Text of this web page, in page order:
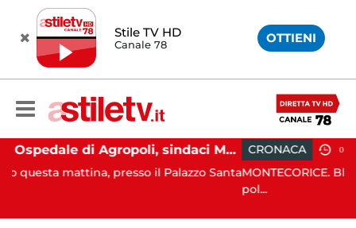
Stile TV HD
Canale 78 OTTIENI
Ospedale di Agropoli, sindaci Mutalipassi e Rizzo incontrano Fico: “Intesa per potenziare servizi”
presso il Palazzo Santa
CRONACA 06:17
MONTECORICE. Blitz congiunto